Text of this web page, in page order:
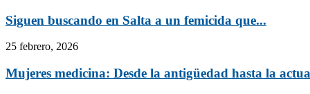
Siguen buscando en Salta a un femicida que...
25 febrero, 2026
Mujeres medicina: Desde la antigüedad hasta la